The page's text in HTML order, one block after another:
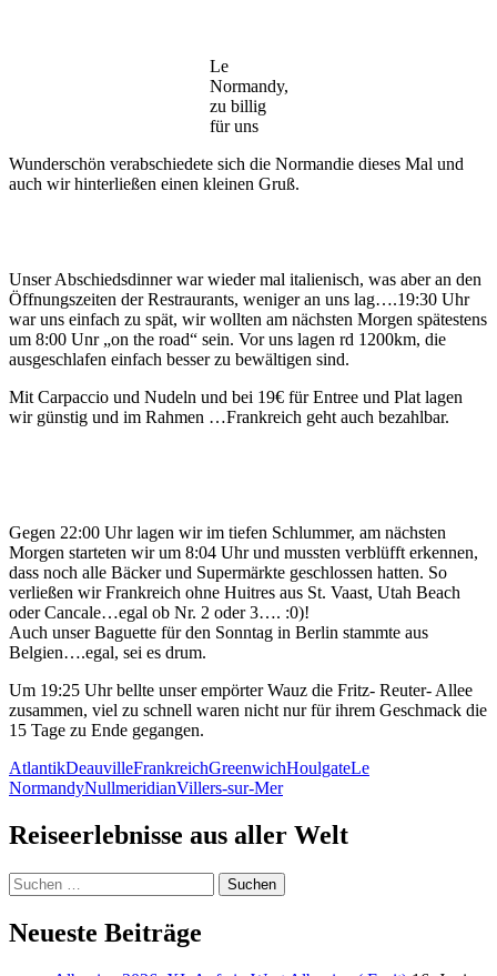
Le
Normandy,
zu billig
für uns
Wunderschön verabschiedete sich die Normandie dieses Mal und
auch wir hinterließen einen kleinen Gruß.
Unser Abschiedsdinner war wieder mal italienisch, was aber an den
Öffnungszeiten der Restraurants, weniger an uns lag….19:30 Uhr
war uns einfach zu spät, wir wollten am nächsten Morgen spätestens
um 8:00 Unr „on the road“ sein. Vor uns lagen rd 1200km, die
ausgeschlafen einfach besser zu bewältigen sind.
Mit Carpaccio und Nudeln und bei 19€ für Entree und Plat lagen
wir günstig und im Rahmen …Frankreich geht auch bezahlbar.
Gegen 22:00 Uhr lagen wir im tiefen Schlummer, am nächsten
Morgen starteten wir um 8:04 Uhr und mussten verblüfft erkennen,
dass noch alle Bäcker und Supermärkte geschlossen hatten. So
verließen wir Frankreich ohne Huitres aus St. Vaast, Utah Beach
oder Cancale…egal ob Nr. 2 oder 3…. :0)!
Auch unser Baguette für den Sonntag in Berlin stammte aus
Belgien….egal, sei es drum.
Um 19:25 Uhr bellte unser empörter Wauz die Fritz- Reuter- Allee
zusammen, viel zu schnell waren nicht nur für ihrem Geschmack die
15 Tage zu Ende gegangen.
AtlantikDeauvilleFrankreichGreenwichHoulgateLe
NormandyNullmeridianVillers-sur-Mer
Reiseerlebnisse aus aller Welt
Suchen
nach:
Neueste Beiträge